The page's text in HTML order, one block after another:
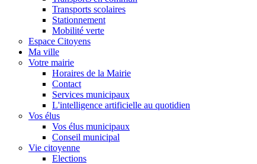
Transports scolaires
Stationnement
Mobilité verte
Espace Citoyens
Ma ville
Votre mairie
Horaires de la Mairie
Contact
Services municipaux
L'intelligence artificielle au quotidien
Vos élus
Vos élus municipaux
Conseil municipal
Vie citoyenne
Elections